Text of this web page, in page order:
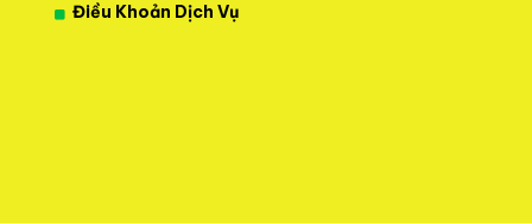
Điều Khoản Dịch Vụ